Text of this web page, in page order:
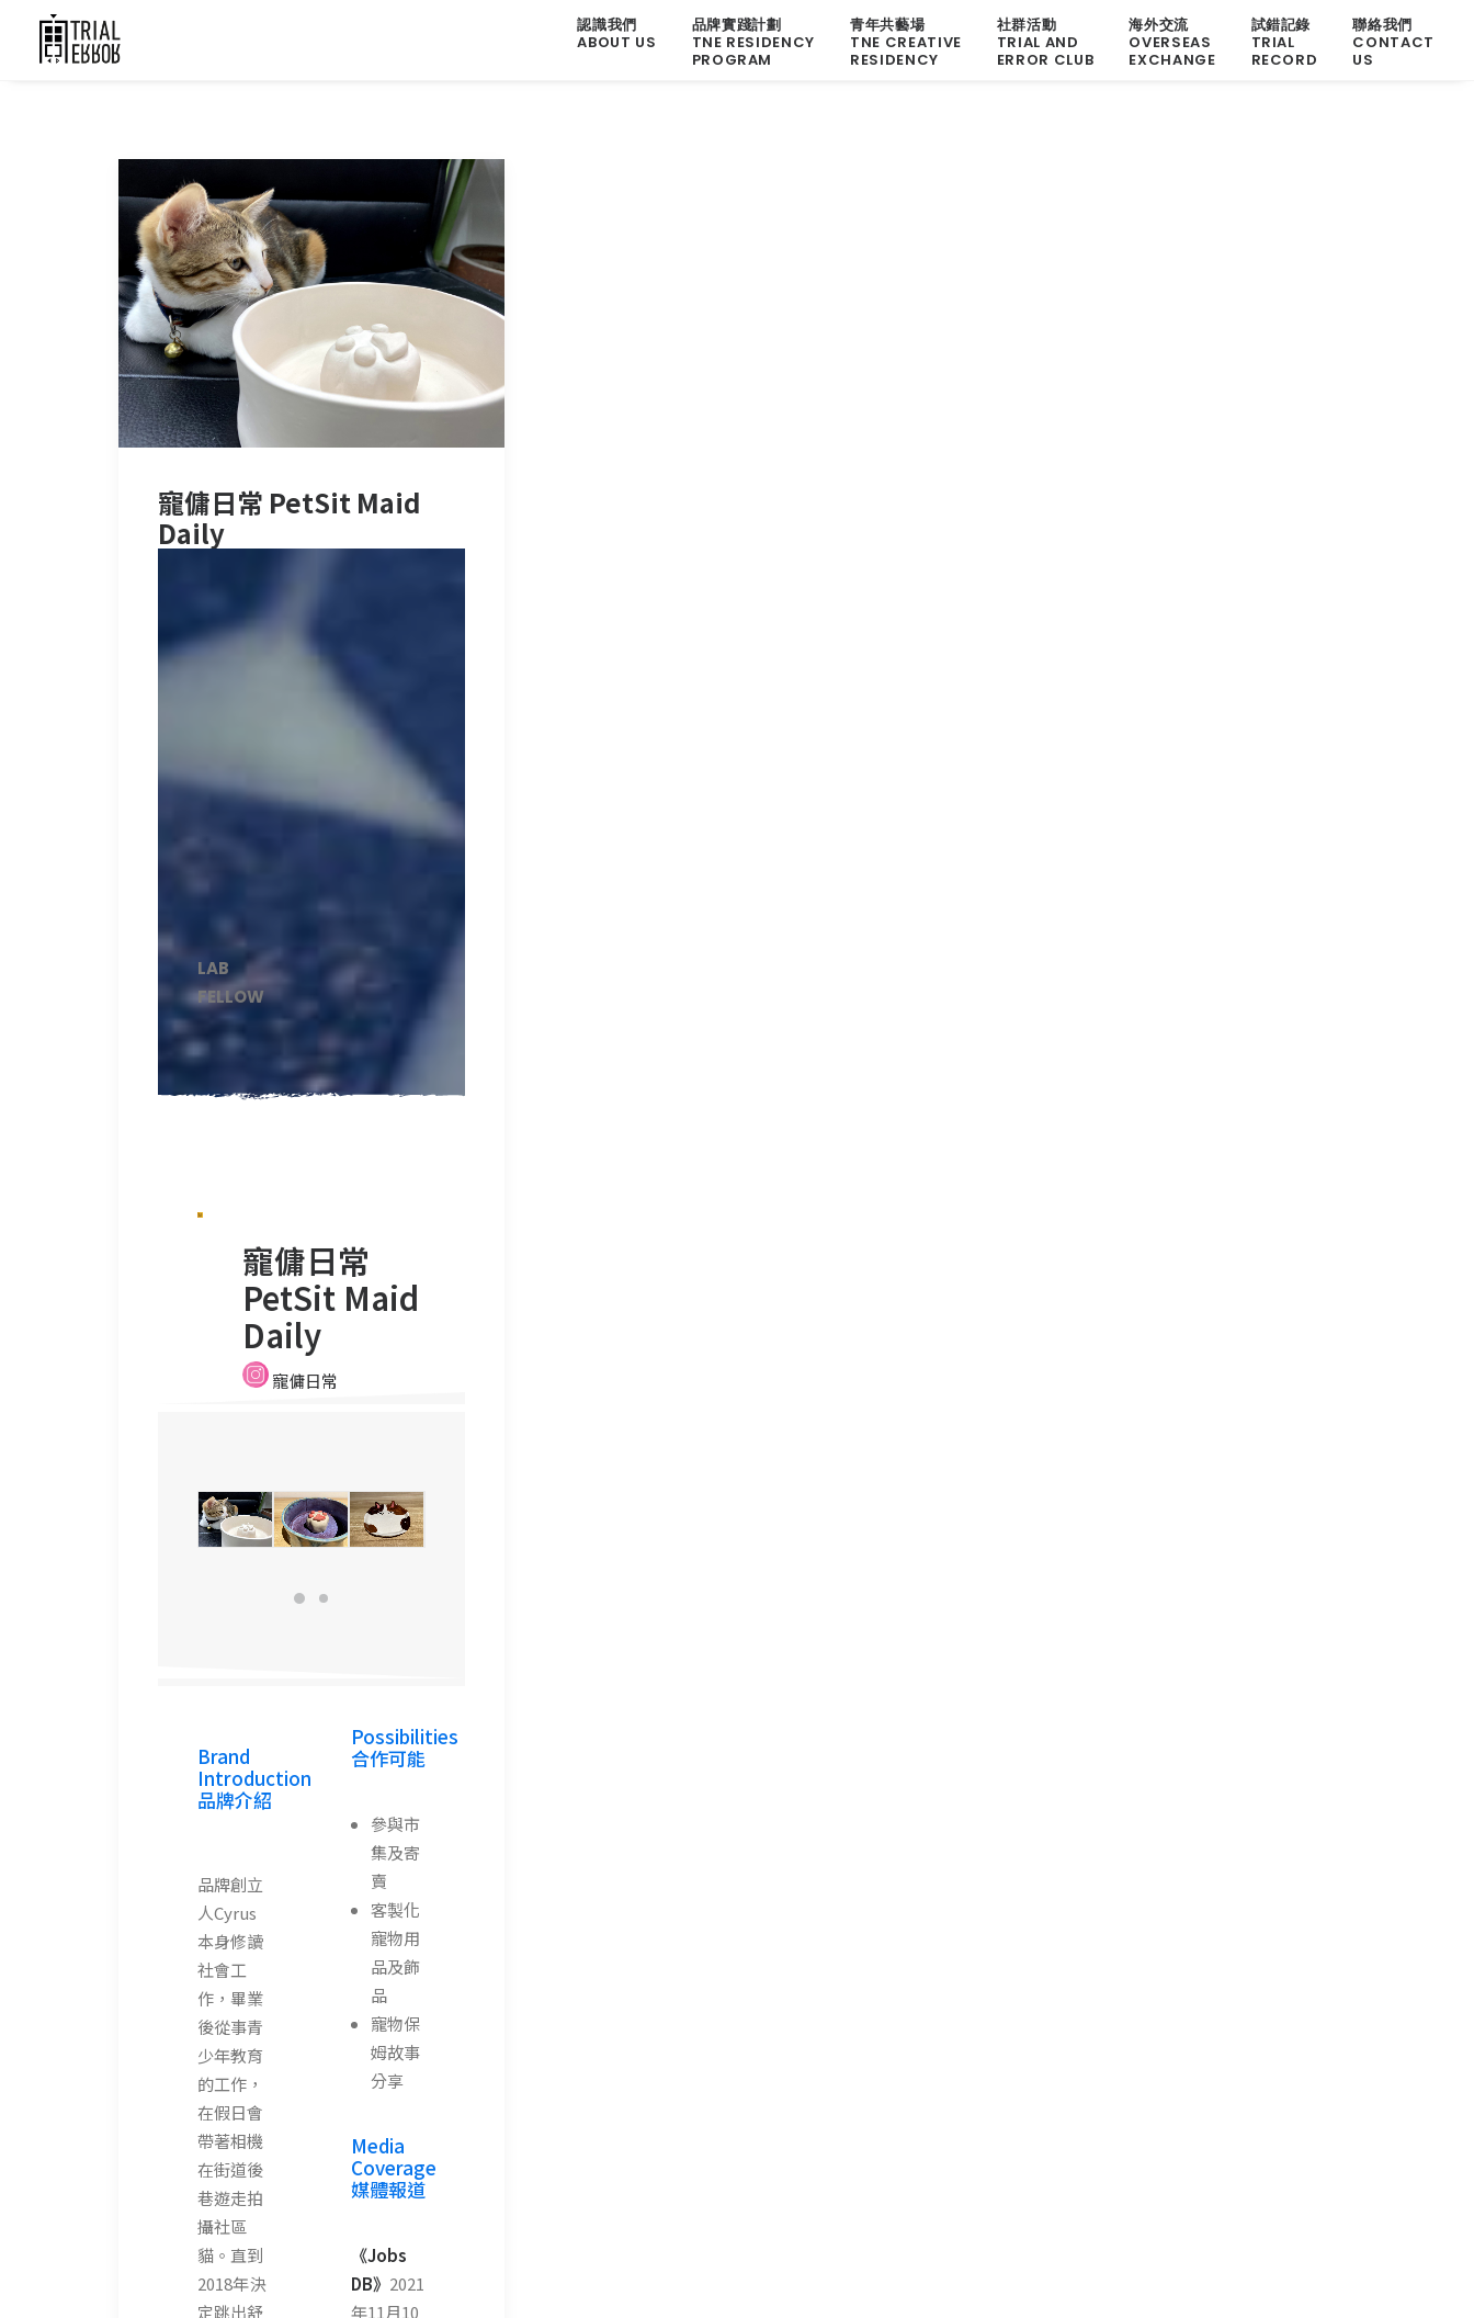
認識我們
ABOUT US
品牌實踐計劃
TNE RESIDENCY
PROGRAM
青年共藝場
TNE CREATIVE
RESIDENCY
社群活動
TRIAL AND
ERROR CLUB
海外交流
OVERSEAS
EXCHANGE
試錯記錄
TRIAL
RECORD
聯絡我們
CONTACT
US
寵傭日常 PetSit Maid
Daily
LAB
FELLOW
寵傭日常
PetSit Maid
Daily
寵傭日常
Brand
Introduction
品牌介紹
品牌創立
人Cyrus
本身修讀
社會工
作，畢業
後從事青
少年教育
的工作，
在假日會
帶著相機
在街道後
巷遊走拍
攝社區
貓。直到
2018年決
定跳出舒
Possibilities
合作可能
參與市
集及寄
賣
客製化
寵物用
品及飾
品
寵物保
姆故事
分享
Media
Coverage
媒體報道
《Jobs
DB》 2021
年11月10